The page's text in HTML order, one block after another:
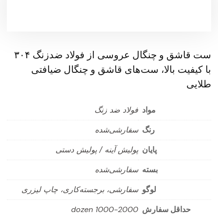
ست قاشق و چنگال عروسی از فولاد ضدزنگ ۳۰۴
با کیفیت بالا، ست‌های قاشق و چنگال ضیافتی
طلایی
مواد فولاد ضد زنگ
رنگ سفارشی‌شده
پایان پولیش آینه / پولیش دستی
بسته سفارشی‌شده
لوگو سفارشی، برجسته‌کاری، چاپ لیزری
حداقل سفارش 1000-2000 dozen